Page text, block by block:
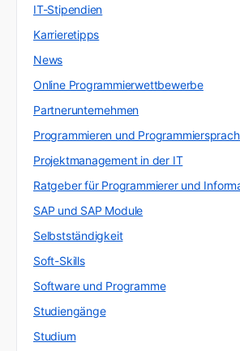
IT-Stipendien
Karrieretipps
News
Online Programmierwettbewerbe
Partnerunternehmen
Programmieren und
Projektmanagement in der IT
Ratgeber für Programmierer und
SAP und SAP Module
Selbstständigkeit
Soft-Skills
Software und Programme
Studiengänge
Studium